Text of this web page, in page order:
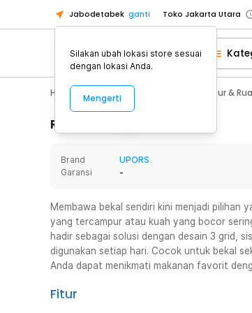
Jabodetabek ganti Toko Jakarta Utara
Toko Tangerang
Toko Cikupa
Pick n Go Jakarta
Pick n Go Bekasi
Toko Tangerang
Toko Cikupa
Pick n Go Jakarta Barat
Pick n Go Bekasi
Home Appliance Perlengkapan Dapur &
Rincian Produk
Brand
UPORS
Garansi
-
Membawa bekal sendiri kini menjadi pilihan
yang tercampur atau kuah yang bocor
hadir sebagai solusi dengan desain 3 grid,
digunakan setiap hari. Cocok untuk bekal
Anda dapat menikmati makanan favorit
Fitur
Silakan ubah lokasi store sesuai
dengan lokasi Anda.
Mengerti